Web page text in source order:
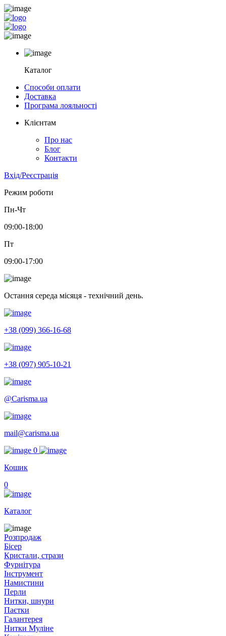
Каталог
Способи оплати
Доставка
Програма лояльності
Клієнтам
Про нас
Блог
Контакти
Вхід/Реєстрація
Режим роботи
Пн-Чт
09:00-18:00
Пт
09:00-17:00
Остання середа місяця - технічний день.
+38 (099) 366-16-68
+38 (097) 905-10-21
@Carisma.ua
mail@carisma.ua
0
Кошик
0
Каталог
Розпродаж
Бісер
Кристали, стрази
Фурнітура
Інструмент
Намистини
Перли
Нитки, шнури
Паєтки
Галантерея
Нитки Муліне